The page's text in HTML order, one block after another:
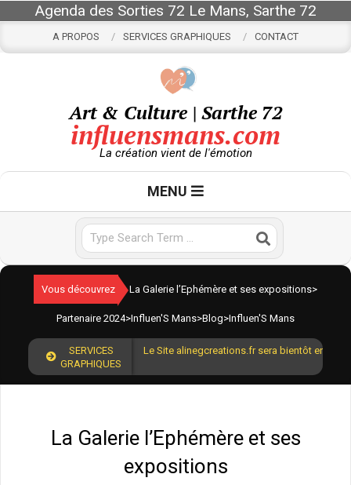
content
Agenda des Sorties 72 Le Mans, Sarthe 72
A PROPOS SERVICES GRAPHIQUES CONTACT
Art & Culture | Sarthe 72
influensmans.com
La création vient de l'émotion
MENU
Vous découvrez La Galerie l’Ephémère et ses expositions>
Partenaire 2024>Influen'S Mans>Blog>Influen'S Mans
SERVICES
GRAPHIQUES
Le Site alinegcreations.fr sera bientôt en
La Galerie l’Ephémère et ses
expositions